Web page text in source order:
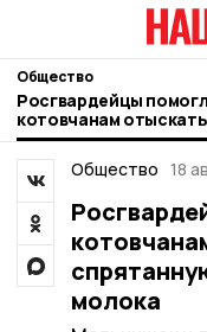
Общество
Росгвардейцы
котовчанам
сгущённого молока
Общество 18
молока